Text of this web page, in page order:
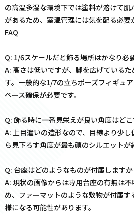
の高温多湿な環境下では塗料が溶けて
があるため、室温管理には気を配る必要
FAQ
Q: 1/6スケールだと飾る場所はかなり必
A: 高さは低いですが、脚を広げている
す。一般的な1/7の立ちポーズフィギュ
ペース確保が必要です。
Q: 飾る時に一番見栄えが良い角度はど
A: 上目遣いの造形なので、目線より少
ら見下ろす角度が最も顔のシルエットが
Q: 台座はどのようなものが付属しますか
A: 現状の画像からは専用台座の有無は
め、ファーマットのような敷物が付属
様になる可能性があります。